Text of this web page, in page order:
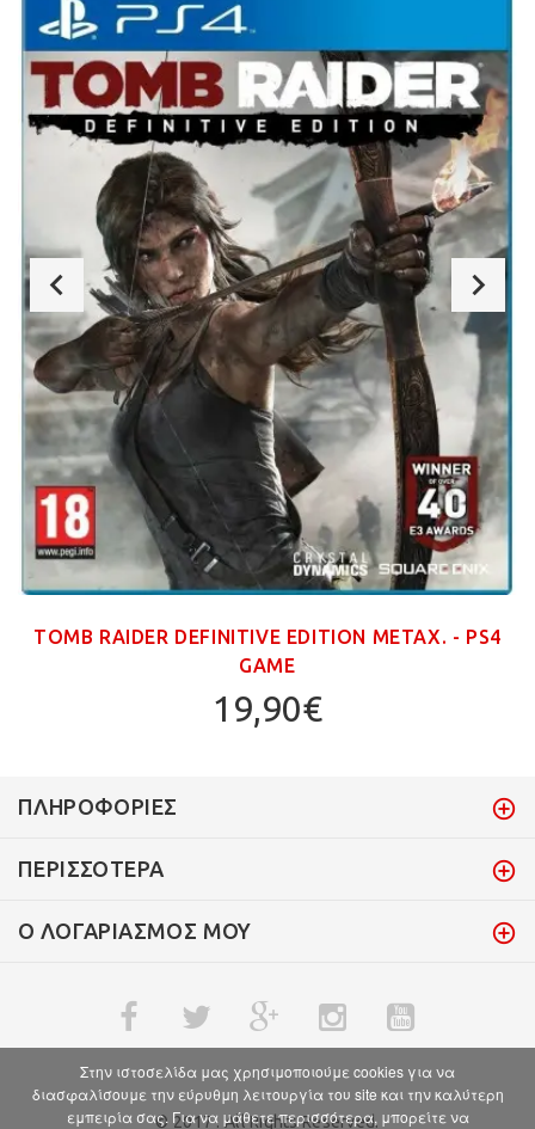
TOMB RAIDER DEFINITIVE EDITION ΜΕΤΑΧ. - PS4
GAME
19,90€
ΠΛΗΡΟΦΟΡΊΕΣ
ΠΕΡΙΣΣΌΤΕΡΑ
Ο ΛΟΓΑΡΙΑΣΜΌΣ ΜΟΥ
© 2017 . All Rights Reserved.
Στην ιστοσελίδα μας χρησιμοποιούμε cookies για να
διασφαλίσουμε την εύρυθμη λειτουργία του site και την καλύτερη
εμπειρία σας. Για να μάθετε περισσότερα, μπορείτε να